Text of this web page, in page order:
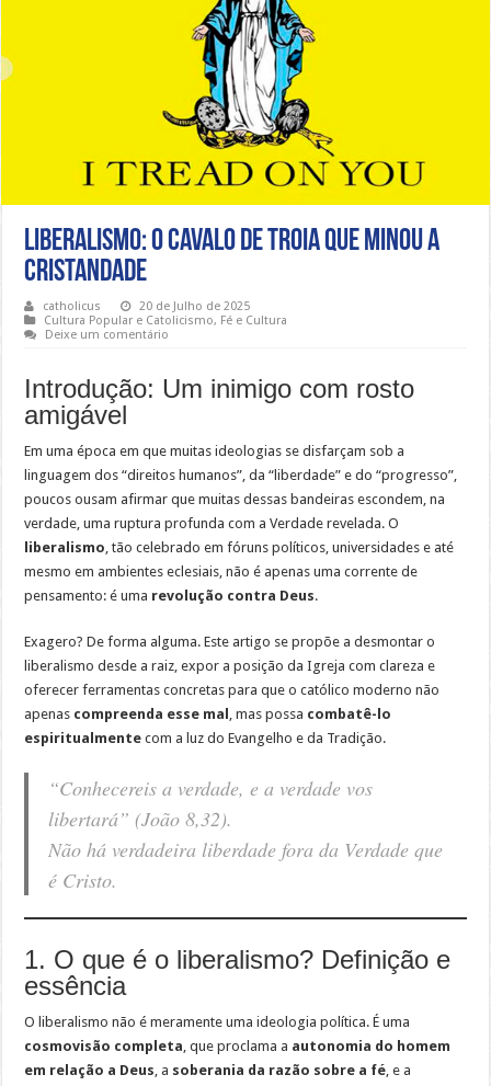
Liberalismo: O Cavalo de Troia que Minou a
Cristandade
catholicus
20 de Julho de 2025
Cultura Popular e Catolicismo, Fé e Cultura
Deixe um comentário
Introdução: Um inimigo com rosto
amigável
Em uma época em que muitas ideologias se disfarçam sob a
linguagem dos “direitos humanos”, da “liberdade” e do “progresso”,
poucos ousam afirmar que muitas dessas bandeiras escondem, na
verdade, uma ruptura profunda com a Verdade revelada. O
liberalismo, tão celebrado em fóruns políticos, universidades e até
mesmo em ambientes eclesiais, não é apenas uma corrente de
pensamento: é uma revolução contra Deus.
Exagero? De forma alguma. Este artigo se propõe a desmontar o
liberalismo desde a raiz, expor a posição da Igreja com clareza e
oferecer ferramentas concretas para que o católico moderno não
apenas compreenda esse mal , mas possa combatê-lo
espiritualmente com a luz do Evangelho e da Tradição.
“Conhecereis a verdade, e a verdade vos
libertará” (João 8,32).
Não há verdadeira liberdade fora da Verdade que
é Cristo.
1. O que é o liberalismo? Definição e
essência
O liberalismo não é meramente uma ideologia política. É uma
cosmovisão completa, que proclama a autonomia do homem
em relação a Deus, a soberania da razão sobre a fé, e a